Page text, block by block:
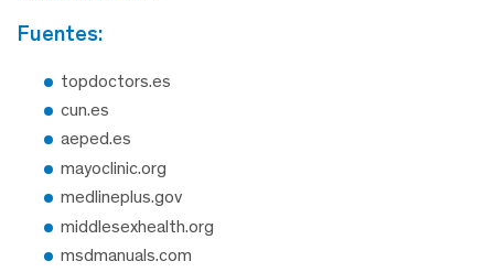
fuentes:
topdoctors.es
cun.es
aeped.es
mayoclinic.org
medlineplus.gov
middlesexhealth.org
msdmanuals.com